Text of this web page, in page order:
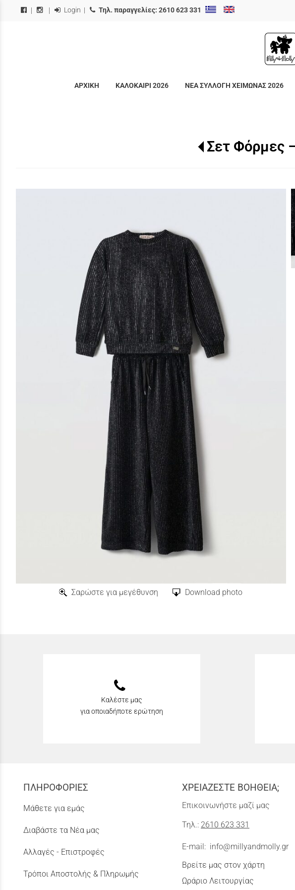
Login | Τηλ. παραγγελίες: 2610 623 331
ΑΡΧΙΚΗ ΚΑΛΟΚΑΙΡΙ 2026 ΝΕΑ ΣΥΛΛΟΓΗ ΧΕΙΜΩΝΑΣ 2026
Σετ Φόρμες
Σαρώστε για μεγέθυνση Download photo
Καλέστε μας
για οποιαδήποτε ερώτηση
ΠΛΗΡΟΦΟΡΙΕΣ
Μάθετε για εμάς
Διαβάστε τα Νέα μας
Αλλαγές - Επιστροφές
Τρόποι Αποστολής & Πληρωμής
ΧΡΕΙΑΖΕΣΤΕ ΒΟΗΘΕΙΑ;
Επικοινωνήστε μαζί μας
Τηλ.: 2610 623 331
E-mail: info@millyandmolly.gr
Βρείτε μας στον χάρτη
Ωράριο Λειτουργίας